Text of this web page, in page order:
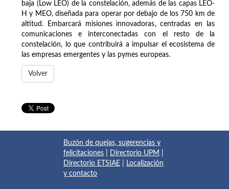
baja (Low LEO) de la constelación, además de las capas LEO-
H y MEO, diseñada para operar por debajo de los 750 km de
altitud. Embarcará misiones innovadoras, centradas en las
comunicaciones e interconectadas con el resto de la
constelación, lo que contribuirá a impulsar el ecosistema de
las empresas emergentes y las pymes europeas.
Volver
Buzón de quejas, sugerencias y
felicitaciones
Directorio UPM
Directorio ETSIAE
Localización
y contacto